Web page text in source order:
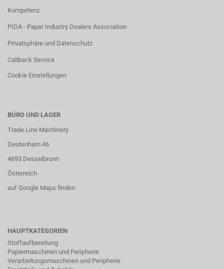
Kompetenz
PIDA - Paper Industry Dealers Association
Privatsphäre und Datenschutz
Callback Service
Cookie Einstellungen
BÜRO UND LAGER
Trade Line Machinery
Deutenham 46
4693 Desselbrunn
Österreich
auf Google Maps finden
HAUPTKATEGORIEN
Stoffaufbereitung
Papiermaschinen und Peripherie
Verarbeitungsmaschinen und Peripherie